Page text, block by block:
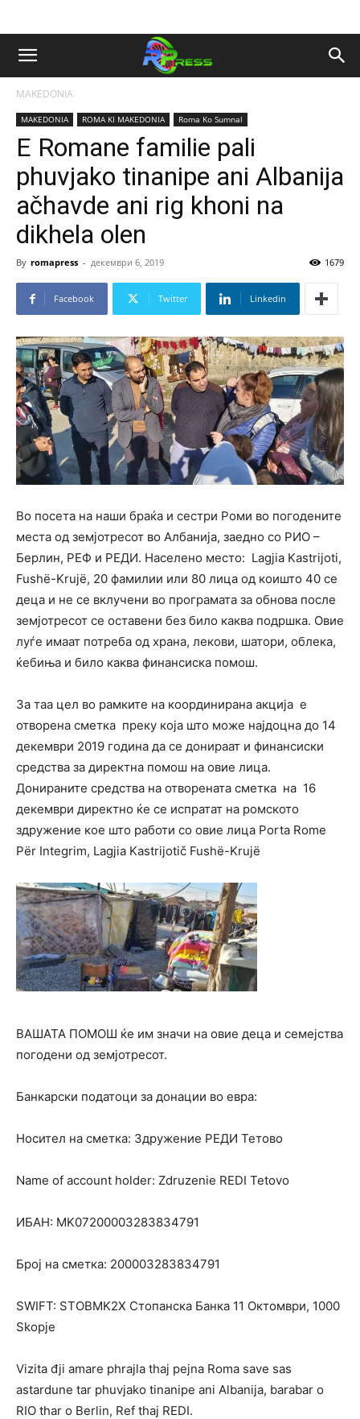
MAKEDONIA
MAKEDONIA ROMA KI MAKEDONIA Roma Ko Sumnal
E Romane familie pali
phuvjako tinanipe ani Albanija
ačhavde ani rig khoni na
dikhela olen
By romapress - декември 6, 2019 1679
Facebook Twitter Linkedin
Во посета на наши браќа и сестри Роми во погодените
места од земјотресот во Албанија, заедно со РИО –
Берлин, РЕФ и РЕДИ. Населено место: Lagjia Kastrijoti,
Fushë-Krujë, 20 фамилии или 80 лица од коишто 40 се
деца и не се вклучени во програмата за обнова после
земјотресот се оставени без било каква подршка. Овие
луѓе имаат потреба од храна, лекови, шатори, облека,
ќебиња и било каква финансиска помош.
За таа цел во рамките на координирана акција е
отворена сметка преку која што може најдоцна до 14
декември 2019 година да се донираат и финансиски
средства за директна помош на овие лица.
Донираните средства на отворената сметка на 16
декември директно ќе се испратат на ромското
здружение кое што работи со овие лица Porta Rome
Për Integrim, Lagjia Kastrijotič Fushë-Krujë
ВАШАТА ПОМОШ ќе им значи на овие деца и семејства
погодени од земјотресот.
Банкарски податоци за донации во евра:
Носител на сметка: Здружение РЕДИ Тетово
Name of account holder: Zdruzenie REDI Tetovo
ИБАН: MK07200003283834791
Број на сметка: 200003283834791
SWIFT: STOBMK2X Стопанска Банка 11 Октомври, 1000
Skopje
Vizita đji amare phrajla thaj pejna Roma save sas
astardune tar phuvjako tinanipe ani Albanija, barabar o
RIO thar o Berlin, Ref thaj REDI.